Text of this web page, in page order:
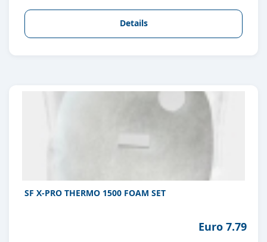
Details
SF X-PRO THERMO 1500 FOAM SET
Euro 7.79